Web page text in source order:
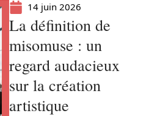
14 juin 2026
La définition de
misomuse : un
regard audacieux
sur la création
artistique